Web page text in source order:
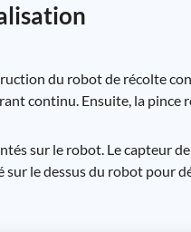
du robot de récolte
continu. Ensuite, la
sur le robot. Le capteur
sur le dessus du robot pour